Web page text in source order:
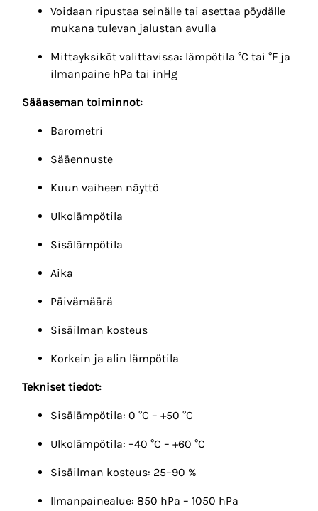
Voidaan ripustaa seinälle tai asettaa pöydälle
mukana tulevan jalustan avulla
Mittayksiköt valittavissa: lämpötila °C tai °F ja
ilmanpaine hPa tai inHg
Sääaseman toiminnot:
Barometri
Sääennuste
Kuun vaiheen näyttö
Ulkolämpötila
Sisälämpötila
Aika
Päivämäärä
Sisäilman kosteus
Korkein ja alin lämpötila
Tekniset tiedot:
Sisälämpötila: 0 °C – +50 °C
Ulkolämpötila: –40 °C – +60 °C
Sisäilman kosteus: 25–90 %
Ilmanpainealue: 850 hPa – 1050 hPa